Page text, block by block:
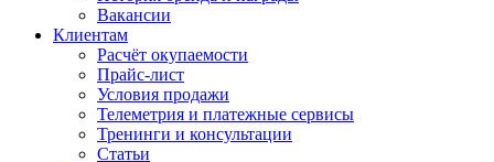
Вакансии
Клиентам
Расчёт окупаемости
Прайс-лист
Условия продажи
Телеметрия и платежные сервисы
Тренинги и консультации
Статьи